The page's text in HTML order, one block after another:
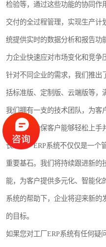
检验等，通过这些功能的协同作
交付的全过程管理，实现生产
统提供实时的数据分析和报告功
力企业快速应对市场变化和竞争
针对不同企业的需求，我们推出
括标准版、定制版、云端版等，
我们拥有一支的技术团队，为客
的服务，确保客户能够轻松上手
长沙工厂ERP系统不仅仅是一个
重要基石。我们将持续跟进新的
能，为客户提供多元化、智能化
系统的帮助下，企业将迎来新的
的目标。
如果您对工厂ERP系统有任何疑